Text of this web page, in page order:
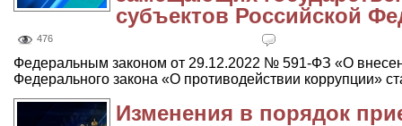
субъектов Российской
476
Федеральным законом от 29.12.2022 № 591-ФЗ «О
Федерального закона «О противодействии коррупции»
Изменения в порядок